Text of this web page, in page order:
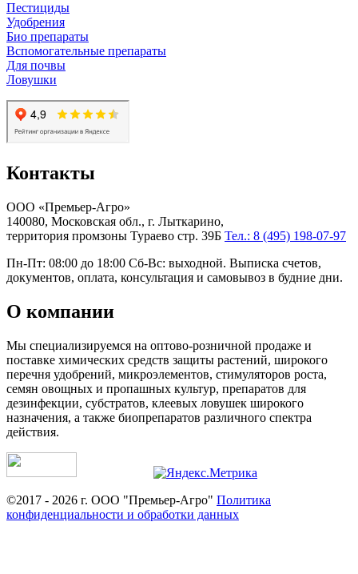
Пестициды
Удобрения
Био препараты
Вспомогательные препараты
Для почвы
Ловушки
Контакты
ООО «Премьер-Агро»
140080, Московская обл., г. Лыткарино,
территория промзоны Тураево стр. 39Б Тел.: 8 (495) 198-07-97
Пн-Пт: 08:00 до 18:00 Сб-Вс: выходной. Выписка счетов,
документов, оплата, консультация и самовывоз в будние дни.
О компании
Мы специализируемся на оптово-розничной продаже и
поставке химических средств защиты растений, широкого
перечня удобрений, микроэлементов, стимуляторов роста,
семян овощных и пропашных культур, препаратов для
дезинфекции, субстратов, клеевых ловушек широкого
назначения, а также биопрепаратов различного спектра
действия.
©2017 - 2026 г. ООО "Премьер-Агро" Политика
конфиденциальности и обработки данных